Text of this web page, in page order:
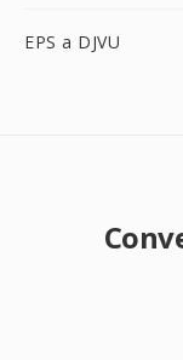
EPS a DJVU